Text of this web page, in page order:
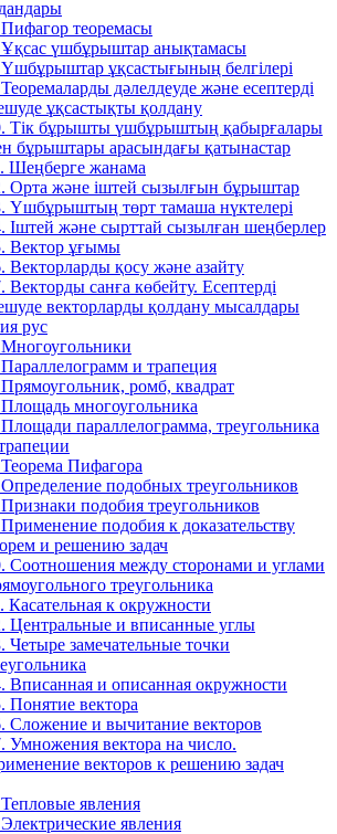
теоремасы
Ұқсас үшбұрыштар анықтамасы
ұқсастығының белгілері
дәлелдеуде және есептерді
ұқсастықты қолдану
Тік бұрышты үшбұрыштың қабырғалары
бұрыштары арасындағы қатынастар
Шеңберге жанама
Орта және іштей сызылғын бұрыштар
Үшбұрыштың төрт тамаша нүктелері
Іштей және сырттай сызылған шеңберлер
Вектор ұғымы
Векторларды қосу және азайту
Векторды санға көбейту. Есептерді
векторларды қолдану мысалдары
рус
и трапеция
ромб, квадрат
многоугольника
параллелограмма, треугольника
Пифагора
подобных треугольников
подобия треугольников
подобия к доказательству
и решению задач
Соотношения между сторонами и углами
треугольника
Касательная к окружности
Центральные и вписанные углы
Четыре замечательные точки
Вписанная и описанная окружности
Понятие вектора
Сложение и вычитание векторов
Умножения вектора на число.
векторов к решению задач
явления
явления